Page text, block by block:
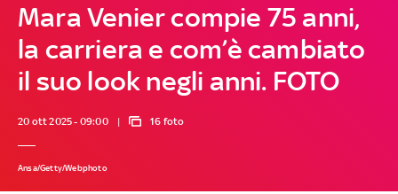
Mara Venier compie 75 anni,
la carriera e com’è cambiato
il suo look negli anni. FOTO
20 ott 2025 - 09:00 16 foto
Ansa/Getty/Webphoto